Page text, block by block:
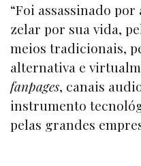
“Foi assassinado
zelar por sua vida,
meios tradicionais,
alternativa e
fanpages, canais
instrumento
pelas grandes